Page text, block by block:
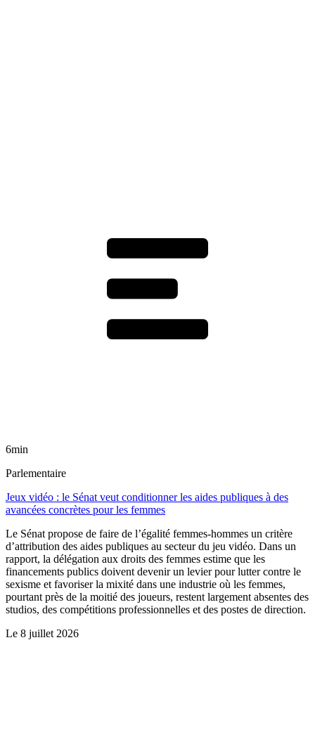
6min
Parlementaire
Jeux vidéo : le Sénat veut conditionner les aides publiques à des
avancées concrètes pour les femmes
Le Sénat propose de faire de l’égalité femmes-hommes un critère
d’attribution des aides publiques au secteur du jeu vidéo. Dans un
rapport, la délégation aux droits des femmes estime que les
financements publics doivent devenir un levier pour lutter contre le
sexisme et favoriser la mixité dans une industrie où les femmes,
pourtant près de la moitié des joueurs, restent largement absentes des
studios, des compétitions professionnelles et des postes de direction.
Le 8 juillet 2026